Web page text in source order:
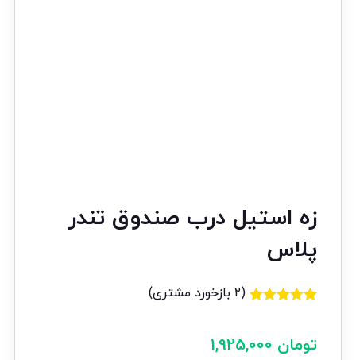
زه استیل درب صندوق تندر
پلاس
امتیازدهی
(
2 بازخورد مشتری)
تومان